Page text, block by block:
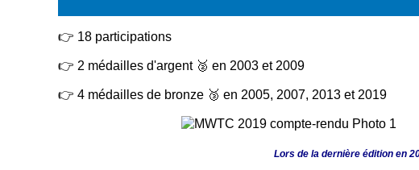
👉 18 participations
👉 2 médailles d'argent 🥈 en 2003 et 2009
👉 4 médailles de bronze 🥉 en 2005, 2007, 2013 et 2019
Lors de la dernière édition en